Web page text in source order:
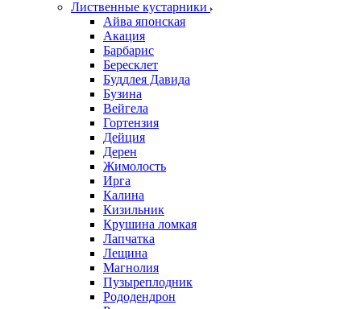
Лиственные кустарники
Айва японская
Акация
Барбарис
Бересклет
Буддлея Давида
Бузина
Вейгела
Гортензия
Дейция
Дерен
Жимолость
Ирга
Калина
Кизильник
Крушина ломкая
Лапчатка
Лещина
Магнолия
Пузыреплодник
Рододендрон